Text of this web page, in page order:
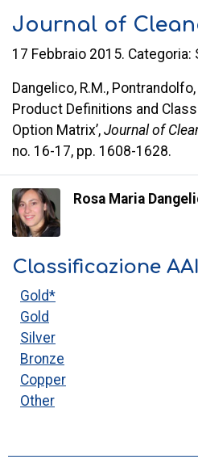
Journal of
17 Febbraio 2015. Categoria:
Dangelico, R.M.,
Product Definitions and
Option Matrix’, Journal of
no. 16-17, pp. 1608-1628.
Rosa Maria
Classificazione
Gold*
Gold
Silver
Bronze
Copper
Other